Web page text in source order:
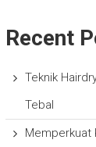
Recent
Teknik
Tebal
Memperkuat